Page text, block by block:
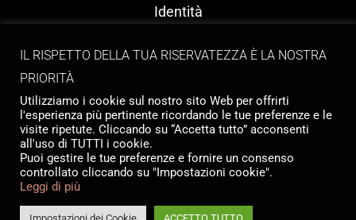
Identità
Contatti
Copyright © 2026 Tailormade Stocco
Website byBabel Studio
IL RISPETTO DELLA TUA RISERVATEZZA È LA NOSTRA
PRIORITÀ
Utilizziamo i cookie sul nostro sito Web per offrirti
l'esperienza più pertinente ricordando le tue preferenze e le
visite ripetute. Cliccando su “Accetta tutto” acconsenti
all'uso di TUTTI i cookie.
Puoi gestire le tue preferenze e fornire un consenso
controllato cliccando su "Impostazioni cookie".
Leggi di più